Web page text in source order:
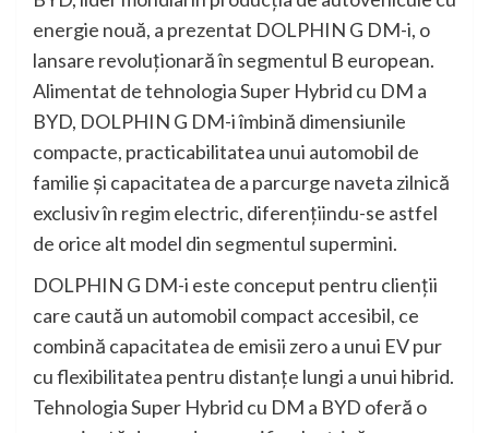
energie nouă, a prezentat DOLPHIN G DM-i, o
lansare revoluționară în segmentul B european.
Alimentat de tehnologia Super Hybrid cu DM a
BYD, DOLPHIN G DM-i îmbină dimensiunile
compacte, practicabilitatea unui automobil de
familie și capacitatea de a parcurge naveta zilnică
exclusiv în regim electric, diferențiindu-se astfel
de orice alt model din segmentul supermini.
DOLPHIN G DM-i este conceput pentru clienții
care caută un automobil compact accesibil, ce
combină capacitatea de emisii zero a unui EV pur
cu flexibilitatea pentru distanțe lungi a unui hibrid.
Tehnologia Super Hybrid cu DM a BYD oferă o